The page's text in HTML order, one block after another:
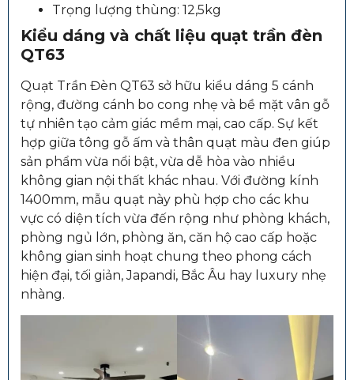
Trọng lượng thùng: 12,5kg
Kiểu dáng và chất liệu quạt trần đèn
QT63
Quạt Trần Đèn QT63 sở hữu kiểu dáng 5 cánh
rộng, đường cánh bo cong nhẹ và bề mặt vân gỗ
tự nhiên tạo cảm giác mềm mại, cao cấp. Sự kết
hợp giữa tông gỗ ấm và thân quạt màu đen giúp
sản phẩm vừa nổi bật, vừa dễ hòa vào nhiều
không gian nội thất khác nhau. Với đường kính
1400mm, mẫu quạt này phù hợp cho các khu
vực có diện tích vừa đến rộng như phòng khách,
phòng ngủ lớn, phòng ăn, căn hộ cao cấp hoặc
không gian sinh hoạt chung theo phong cách
hiện đại, tối giản, Japandi, Bắc Âu hay luxury nhẹ
nhàng.